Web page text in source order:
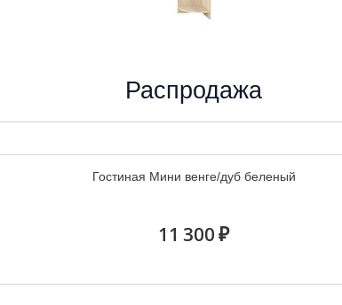
Угловое завершение Колибри сонома
Распродажа
Гостиная Мини венге/дуб беленый
11 300 ₽